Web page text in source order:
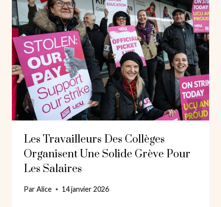
Les Travailleurs Des Collèges
Organisent Une Solide Grève Pour
Les Salaires
ParAlice 14 janvier 2026